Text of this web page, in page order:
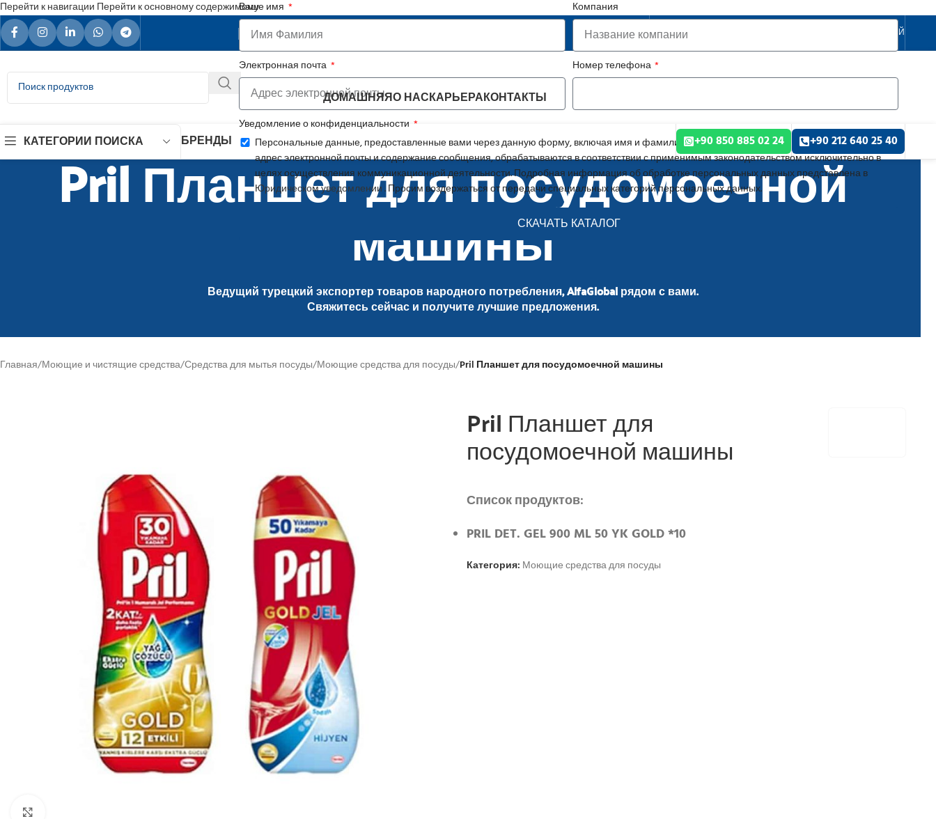
Перейти к навигации Перейти к основному содержимому
Ваш надежный партнер в сфере FMCG РУССКИЙ
Ваше имя Компания
Электронная почта Номер телефона
Уведомление о конфиденциальности
Персональные данные, предоставленные вами через данную форму, включая имя и фамилию, сведения о компании, номер телефона,
адрес электронной почты и содержание сообщения, обрабатываются в соответствии с применимым законодательством исключительно в
целях осуществления коммуникационной деятельности. Подробная информация об обработке персональных данных представлена в
Юридическом уведомлении. Просим воздержаться от передачи специальных категорий персональных данных.
СКАЧАТЬ КАТАЛОГ
КАТЕГОРИИ ПОИСКА БРЕНДЫ
ДОМАШНЯЯО НАСКАРЬЕРАКОНТАКТЫ
+90 850 885 02 24 +90 212 640 25 40
Pril Планшет для посудомоечной
машины
Ведущий турецкий экспортер товаров народного потребления, AlfaGlobal рядом с вами.
Свяжитесь сейчас и получите лучшие предложения.
Главная/Моющие и чистящие средства/Средства для мытья посуды/Моющие средства для посуды/Pril Планшет для посудомоечной машины
Pril Планшет для
посудомоечной машины
Список продуктов:
PRIL DET. GEL 900 ML 50 YK GOLD *10
Категория: Моющие средства для посуды